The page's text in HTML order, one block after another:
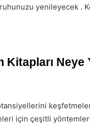
yenileyecek .
Neye
için çeşitli